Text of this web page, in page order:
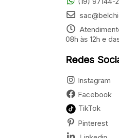
08h às 12h e
Redes
Instagram
Facebook
TikTok
Pinterest